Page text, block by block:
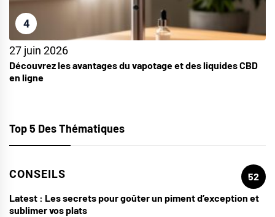
4
27 juin 2026
Découvrez les avantages du vapotage et des liquides CBD
en ligne
Top 5 Des Thématiques
CONSEILS
52
Latest : Les secrets pour goûter un piment d’exception et
sublimer vos plats